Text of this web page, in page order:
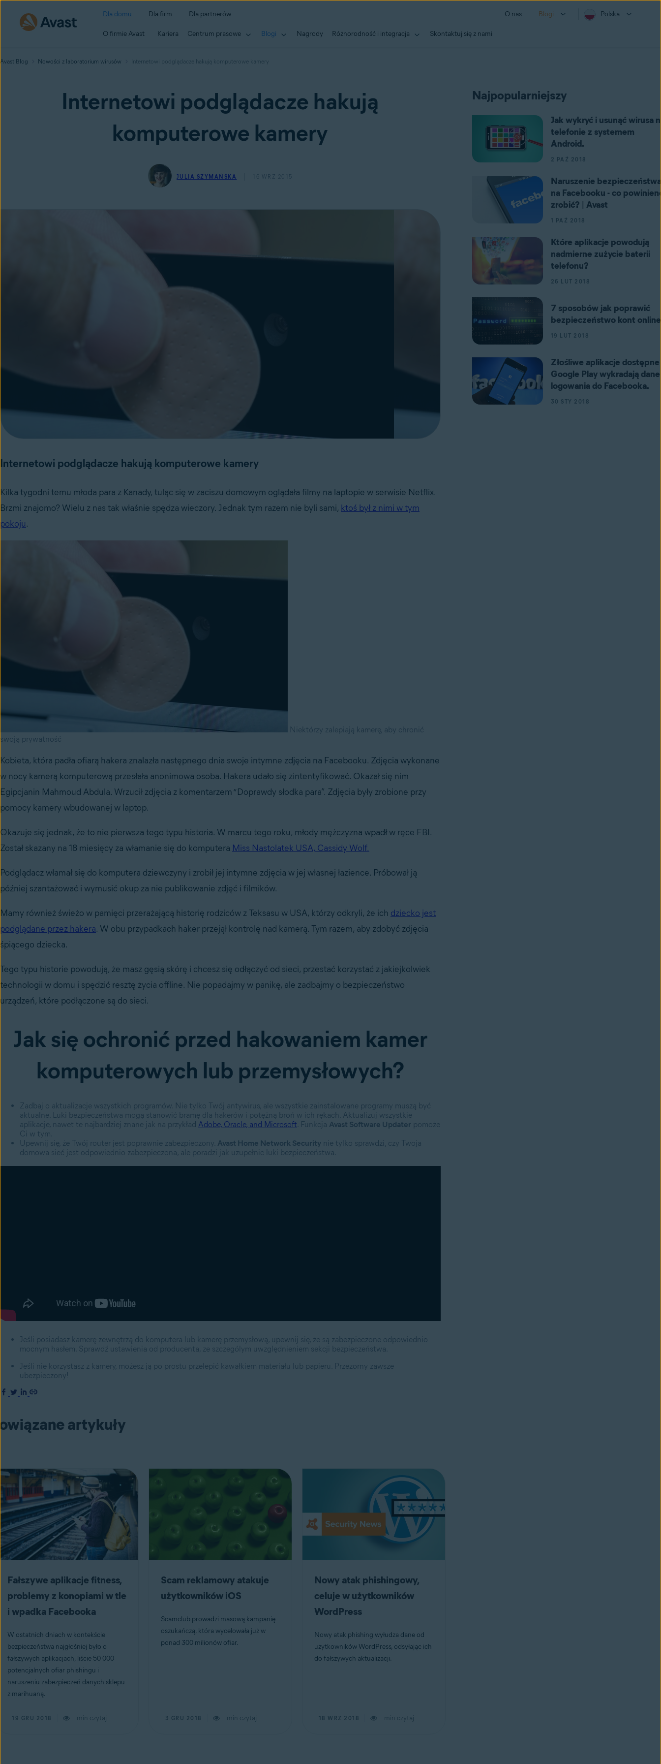
Dla domu Dla firm Dla partnerów O nas Blogi Polska
O firmie Avast Kariera Centrum prasowe Blogi Nagrody Różnorodność i integracja Skontaktuj się z nami
Avast Blog Nowości z laboratorium wirusów Internetowi podglądacze hakują komputerowe kamery
Internetowi podglądacze hakują
komputerowe kamery
JULIA SZYMAŃSKA 16 WRZ 2015
Internetowi podglądacze hakują komputerowe kamery
Kilka tygodni temu młoda para z Kanady, tuląc się w zaciszu domowym oglądała filmy na laptopie w serwisie Netflix.
Brzmi znajomo? Wielu z nas tak właśnie spędza wieczory. Jednak tym razem nie byli sami, ktoś był z nimi w tym
pokoju.
Niektórzy zalepiają kamerę, aby chronić
swoją prywatność
Kobieta, która padła ofiarą hakera znalazła następnego dnia swoje intymne zdjęcia na Facebooku. Zdjęcia wykonane
w nocy kamerą komputerową przesłała anonimowa osoba. Hakera udało się zintentyfikować. Okazał się nim
Egipcjanin Mahmoud Abdula. Wrzucił zdjęcia z komentarzem “Doprawdy słodka para”. Zdjęcia były zrobione przy
pomocy kamery wbudowanej w laptop.
Okazuje się jednak, że to nie pierwsza tego typu historia. W marcu tego roku, młody mężczyzna wpadł w ręce FBI.
Został skazany na 18 miesięcy za włamanie się do komputera Miss Nastolatek USA, Cassidy Wolf.
Podglądacz włamał się do komputera dziewczyny i zrobił jej intymne zdjęcia w jej własnej łazience. Próbował ją
później szantażować i wymusić okup za nie publikowanie zdjęć i filmików.
Mamy również świeżo w pamięci przerażającą historię rodziców z Teksasu w USA, którzy odkryli, że ich dziecko jest
podglądane przez hakera. W obu przypadkach haker przejął kontrolę nad kamerą. Tym razem, aby zdobyć zdjęcia
śpiącego dziecka.
Tego typu historie powodują, że masz gęsią skórę i chcesz się odłączyć od sieci, przestać korzystać z jakiejkolwiek
technologii w domu i spędzić resztę życia offline. Nie popadajmy w panikę, ale zadbajmy o bezpieczeństwo
urządzeń, które podłączone są do sieci.
Jak się ochronić przed hakowaniem kamer
komputerowych lub przemysłowych?
Zadbaj o aktualizacje wszystkich programów. Nie tylko Twój antywirus, ale wszystkie zainstalowane programy muszą być
aktualne. Luki bezpieczeństwa mogą stanowić bramę dla hakerów i potężną broń w ich rękach. Aktualizuj wszystkie
aplikacje, nawet te najbardziej znane jak na przykład Adobe, Oracle, and Microsoft . Funkcja Avast Software Updater pomoże
Ci w tym.
Upewnij się, że Twój router jest poprawnie zabezpieczony. Avast Home Network Security nie tylko sprawdzi, czy Twoja
domowa sieć jest odpowiednio zabezpieczona, ale poradzi jak uzupełnic luki bezpieczeństwa.
Jeśli posiadasz kamerę zewnętrzą do komputera lub kamerę przemysłową, upewnij się, że są zabezpieczone odpowiednio
mocnym hasłem. Sprawdź ustawienia od producenta, ze szczególym uwzględnieniem sekcji bezpieczeństwa.
Jeśli nie korzystasz z kamery, możesz ją po prostu przelepić kawałkiem materiału lub papieru. Przezorny zawsze
ubezpieczony!
artykuły
Fałszywe aplikacje fitness,
problemy z konopiami w tle
i wpadka Facebooka
W ostatnich dniach w kontekście
bezpieczeństwa najgłośniej było o
fałszywych aplikacjach, liście 50 000
potencjalnych ofiar phishingu i
naruszeniu zabezpieczeń danych sklepu
z marihuaną.
19 GRU 2018 min czytaj
Scam reklamowy atakuje
użytkowników iOS
Scamclub prowadzi masową kampanię
oszukańczą, która wycelowała już w
ponad 300 milionów ofiar.
3 GRU 2018 min czytaj
Nowy atak phishingowy,
celuje w użytkowników
WordPress
Nowy atak phishing wyłudza dane od
użytkowników WordPress, odsyłając ich
do fałszywych aktualizacji.
18 WRZ 2018 min czytaj
Najpopularniejszy
Jak wykryć i usunąć wirusa
telefonie z systemem
Android.
2 PAŹ 2018
Naruszenie bezpieczeństwa
na Facebooku - co
zrobić? | Avast
1 PAŹ 2018
Które aplikacje powodują
nadmierne zużycie baterii
telefonu?
26 LUT 2018
7 sposobów jak poprawić
bezpieczeństwo kont online
19 LUT 2018
Złośliwe aplikacje
Google Play wykradają dane
logowania do Facebooka.
30 STY 2018